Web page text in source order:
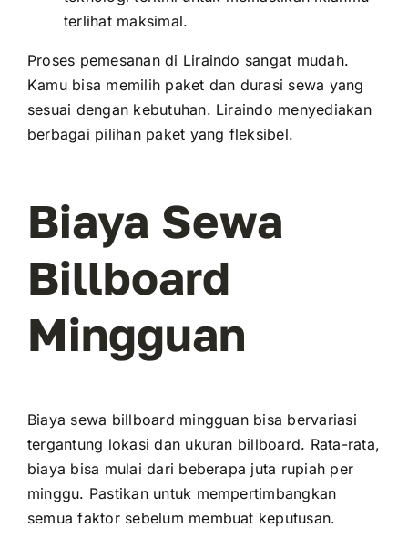
terlihat maksimal.
Proses pemesanan di Liraindo sangat mudah.
Kamu bisa memilih paket dan durasi sewa yang
sesuai dengan kebutuhan. Liraindo menyediakan
berbagai pilihan paket yang fleksibel.
Biaya Sewa
Billboard
Mingguan
Biaya sewa billboard mingguan bisa bervariasi
tergantung lokasi dan ukuran billboard. Rata-rata,
biaya bisa mulai dari beberapa juta rupiah per
minggu. Pastikan untuk mempertimbangkan
semua faktor sebelum membuat keputusan.